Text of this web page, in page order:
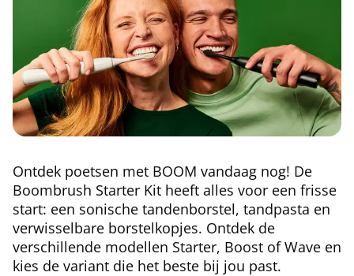
Ontdek poetsen met BOOM vandaag nog! De
Boombrush Starter Kit heeft alles voor een frisse
start: een sonische tandenborstel, tandpasta en
verwisselbare borstelkopjes. Ontdek de
verschillende modellen Starter, Boost of Wave en
kies de variant die het beste bij jou past.